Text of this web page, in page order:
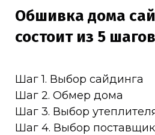
Обшивка дома
состоит из 5
Шаг 1. Выбор сайдинга
Шаг 2. Обмер дома
Шаг 3. Выбор
Шаг 4. Выбор